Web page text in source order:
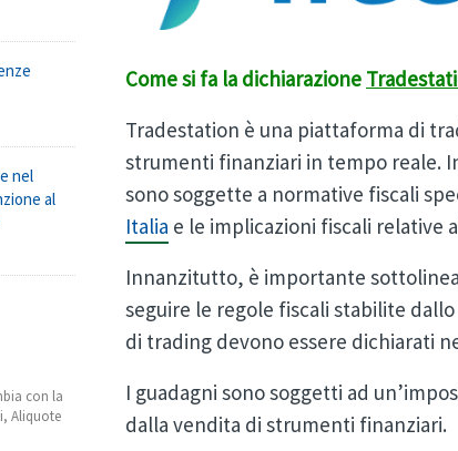
Come si fa la dichiarazione
Tradestation è una piattaforma di
strumenti finanziari in tempo reale.
sono soggette a normative fiscali
Italia e le implicazioni fiscali relative
Innanzitutto, è importante
seguire le regole fiscali stabilite
di trading devono essere dichiarati
I guadagni sono soggetti ad
dalla vendita di strumenti finanziari.
nel
al
con la
Aliquote